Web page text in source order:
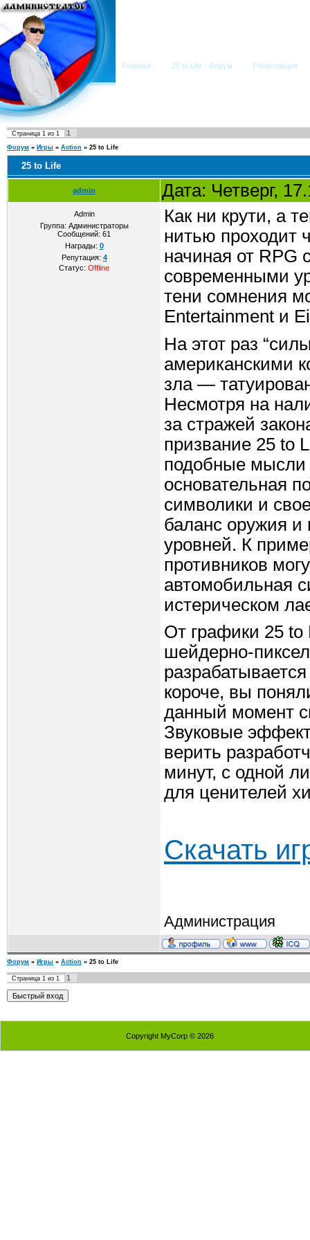
Главная 25 to Life - Форум Регистрация
Страница 1 из 1 1
Форум » Игры » Action » 25 to Life
25 to Life
admin Дата: Четверг,
Admin
Группа: Администраторы
Сообщений: 61
Награды: 0
Репутация: 4
Статус: Offline
Как ни крути, а
нитью проходит
начиная от RPG
современными
тени сомнения
Entertainment и
На этот раз
американскими
зла —
Несмотря на
за стражей
призвание 25 to
подобные
основательная
символики и
баланс оружия и
уровней. К
противников
автомобильная
истерическом
От графики 25 to
шейдерно-
короче, вы
данный момент
Звуковые
верить
минут, с одной
для ценителей
Скачать
Администрация
Форум » Игры » Action » 25 to Life
Страница 1 из 1 1
Copyright MyCorp © 2026